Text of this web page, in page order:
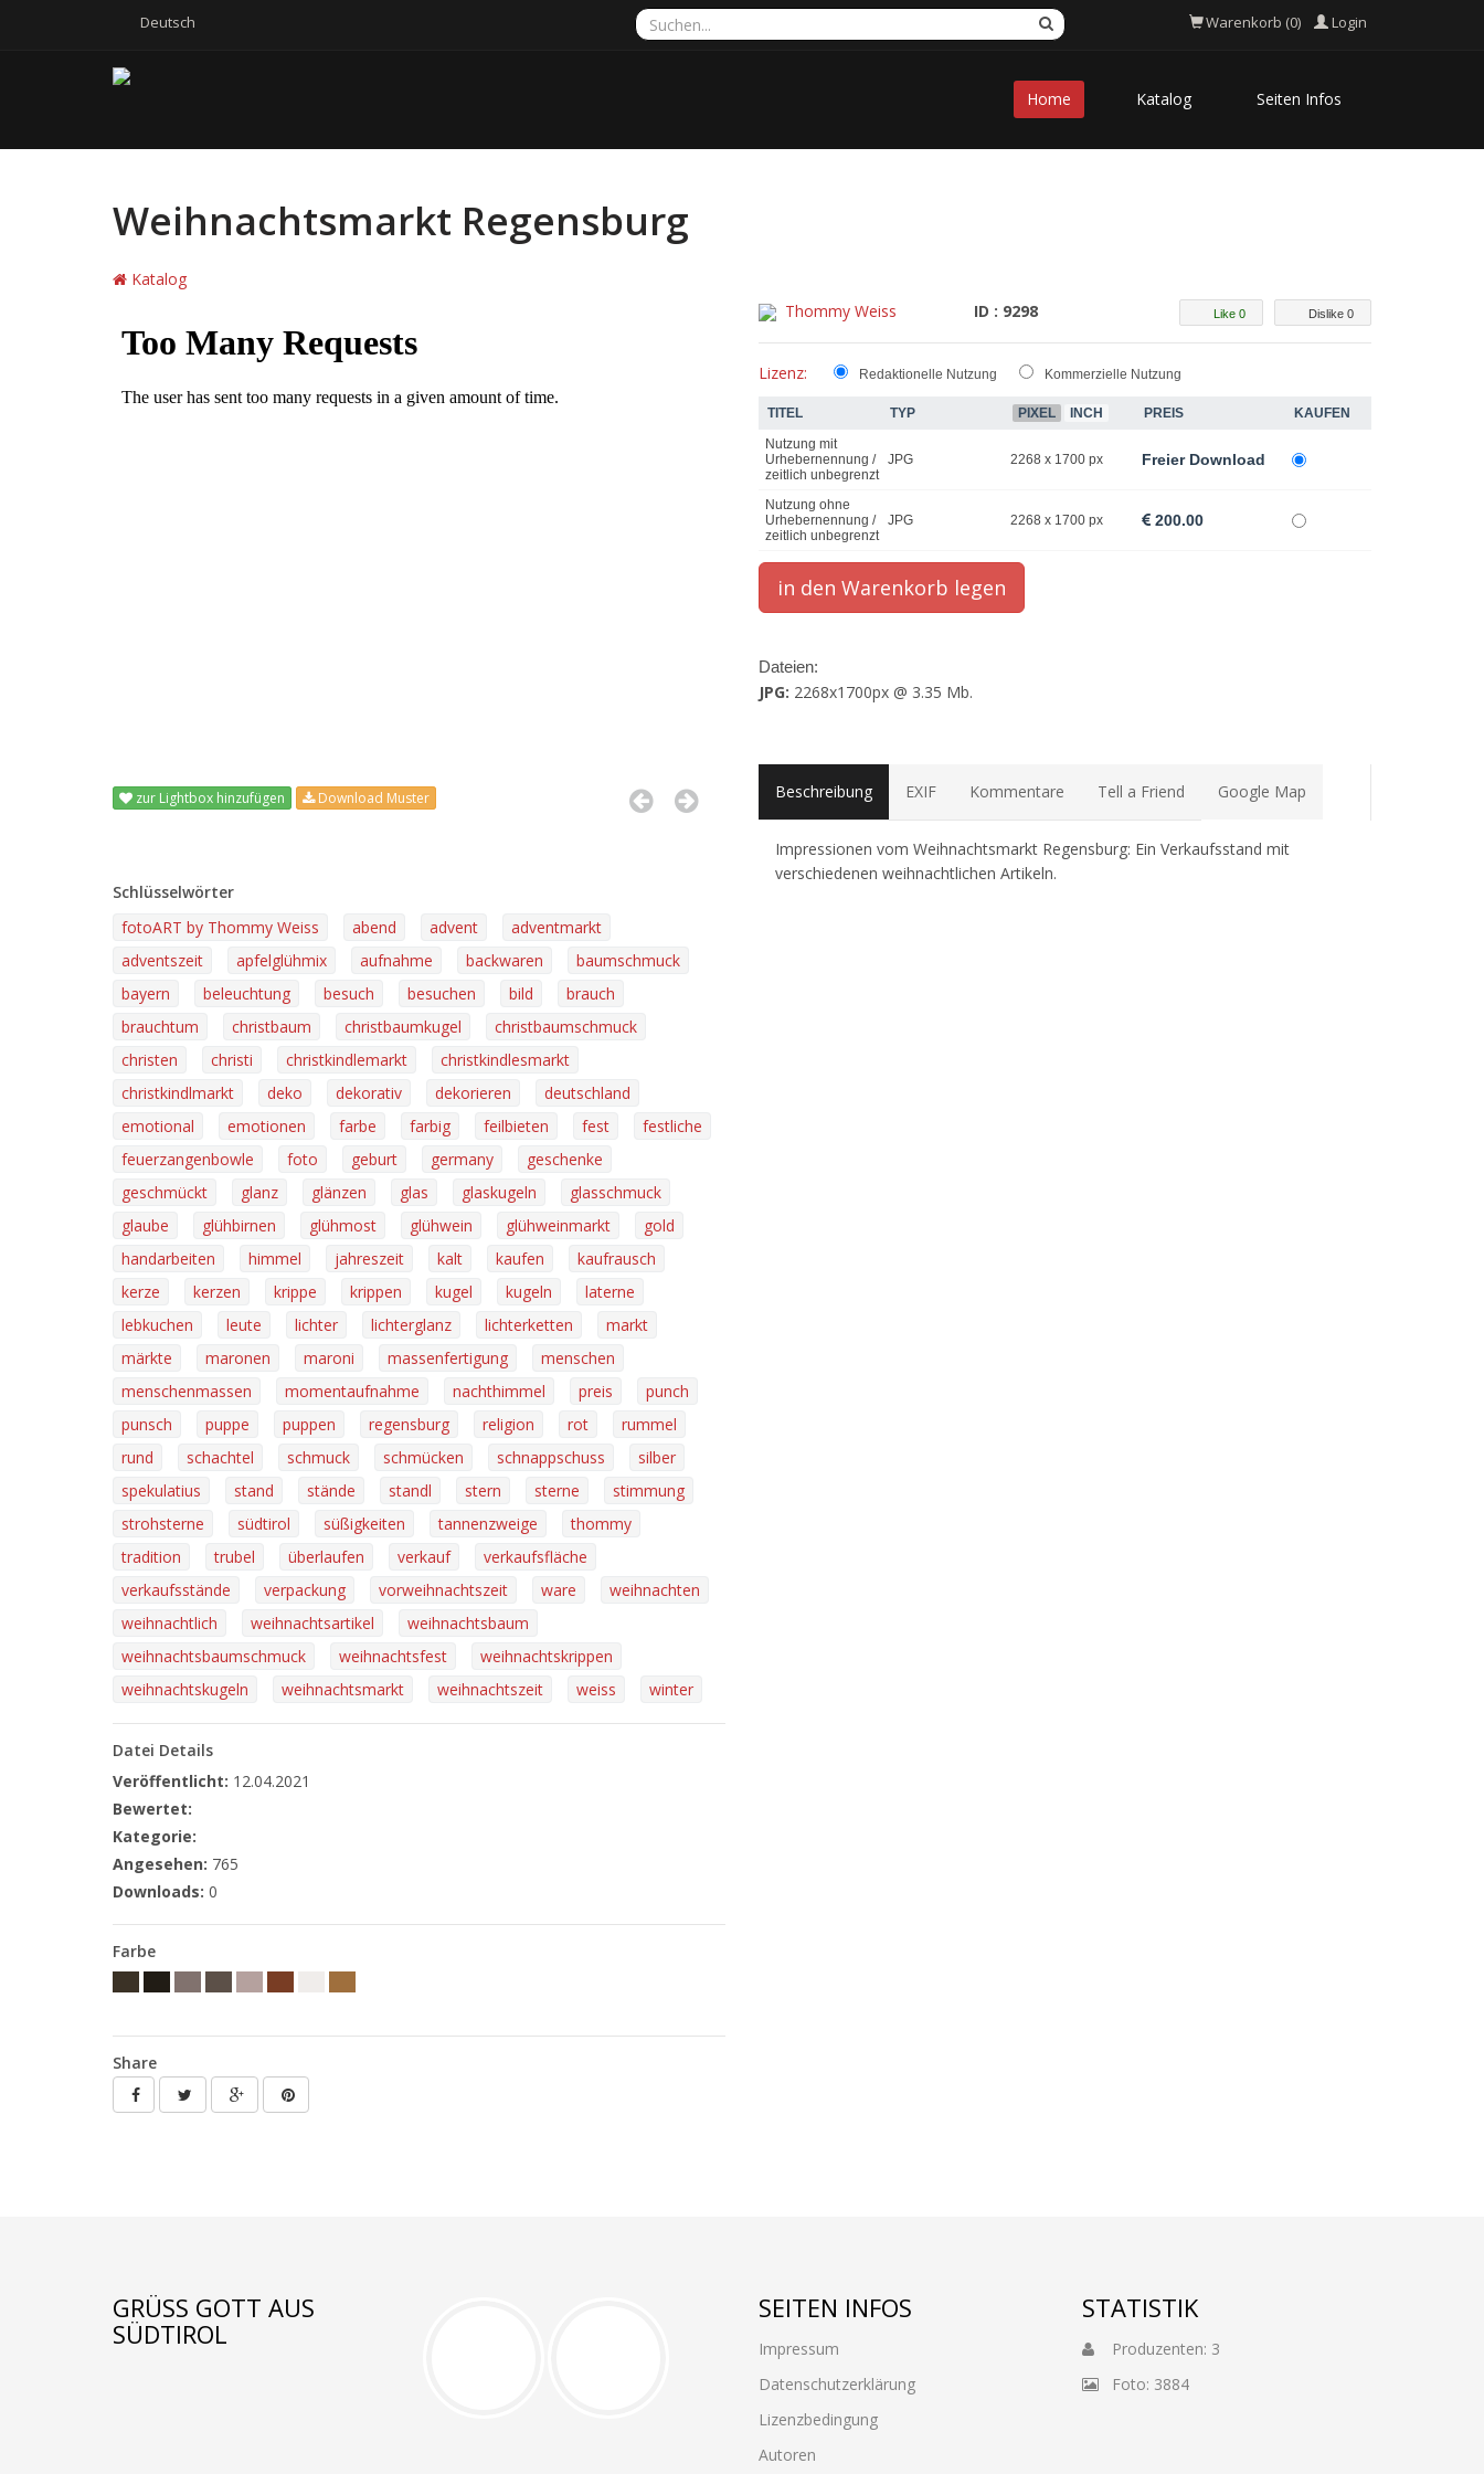
Deutsch Warenkorb (0) Login
Home Katalog Seiten Infos
Weihnachtsmarkt Regensburg
Katalog
zur Lightbox hinzufügen Download Muster
Schlüsselwörter
fotoART by Thommy Weiss
abend advent
adventmarkt
adventszeit
apfelglühmix aufnahme backwaren
baumschmuck
bayern
beleuchtung besuch besuchen bild
brauch
brauchtum
christbaum christbaumkugel
christbaumschmuck
christen
christi christkindlemarkt
christkindlesmarkt
christkindlmarkt
deko dekorativ dekorieren
deutschland
emotional
emotionen farbe farbig feilbieten fest
festliche
feuerzangenbowle
foto geburt germany
geschenke
geschmückt
glanz glänzen glas glaskugeln
glasschmuck
glaube
glühbirnen glühmost glühwein glühweinmarkt
gold
handarbeiten
himmel jahreszeit kalt kaufen
kaufrausch
kerze
kerzen krippe krippen kugel kugeln
laterne
lebkuchen
leute lichter lichterglanz lichterketten
markt
märkte
maronen maroni massenfertigung
menschen
menschenmassen
momentaufnahme nachthimmel preis
punch
punsch
puppe puppen regensburg religion rot
rummel
rund
schachtel schmuck schmücken schnappschuss
silber
spekulatius
stand stände standl stern sterne
stimmung
strohsterne
südtirol süßigkeiten tannenzweige
thommy
tradition
trubel überlaufen verkauf
verkaufsfläche
verkaufsstände
verpackung vorweihnachtszeit ware
weihnachten
weihnachtlich
weihnachtsartikel
weihnachtsbaum
weihnachtsbaumschmuck
weihnachtsfest
weihnachtskrippen
weihnachtskugeln
weihnachtsmarkt weihnachtszeit weiss winter
Datei Details
Veröffentlicht: 12.04.2021
Bewertet:
Kategorie:
Angesehen: 765
Downloads: 0
Farbe
Share
Thommy Weiss ID : 9298 Dislike 0
Like 0
Lizenz: Redaktionelle Nutzung Kommerzielle Nutzung
TITEL TYP PIXEL INCH PREIS
KAUFEN
Nutzung mit
Urhebernennung /
zeitlich unbegrenzt
JPG 2268 x 1700 px Freier Download
Nutzung ohne
Urhebernennung /
zeitlich unbegrenzt
JPG 2268 x 1700 px 200.00
Dateien:
JPG: 2268x1700px @ 3.35 Mb.
Beschreibung EXIF Kommentare Tell a Friend Google Map
Impressionen vom Weihnachtsmarkt Regensburg: Ein Verkaufsstand mit
verschiedenen weihnachtlichen Artikeln.
GRÜSS GOTT AUS S
ÜDTIROL
SEITEN INFOS
Impressum
Datenschutzerklärung
Lizenzbedingung
Autoren
STATISTIK
Produzenten: 3
Foto: 3884